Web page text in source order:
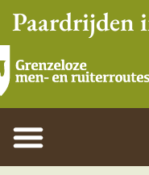
Paardrijden